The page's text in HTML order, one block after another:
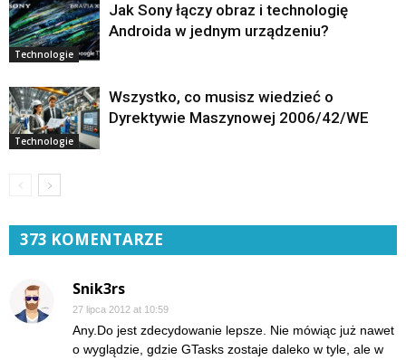
Technologie
Jak Sony łączy obraz i technologię
Androida w jednym urządzeniu?
Technologie
Wszystko, co musisz wiedzieć o
Dyrektywie Maszynowej 2006/42/WE
373 KOMENTARZE
Snik3rs
27 lipca 2012 at 10:59
Any.Do jest zdecydowanie lepsze. Nie mówiąc już nawet
o wyglądzie, gdzie GTasks zostaje daleko w tyle, ale w